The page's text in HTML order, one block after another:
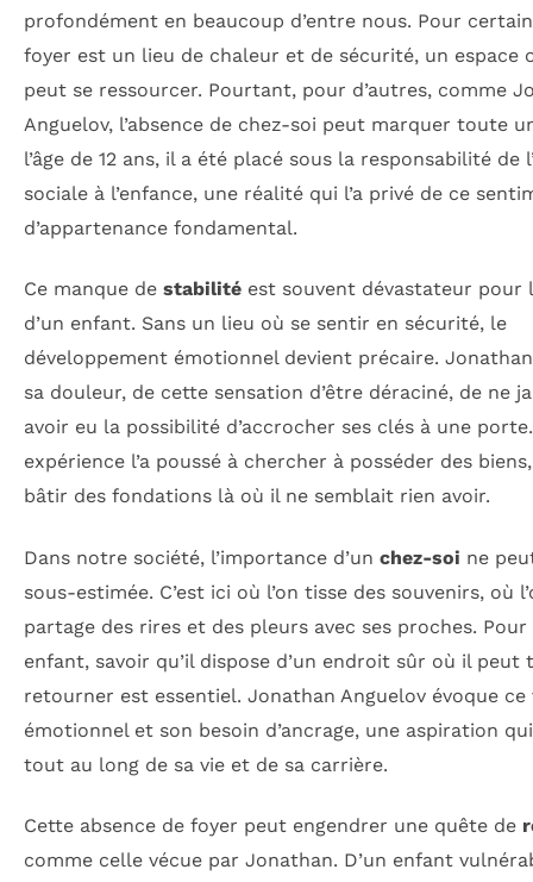
profondément en beaucoup d’entre nous. Pour
foyer est un lieu de chaleur et de sécurité, un espace
peut se ressourcer. Pourtant, pour d’autres, comme
Anguelov, l’absence de chez-soi peut marquer toute
l’âge de 12 ans, il a été placé sous la responsabilité de
sociale à l’enfance, une réalité qui l’a privé de ce
d’appartenance fondamental.
Ce manque de stabilité est souvent dévastateur pour
d’un enfant. Sans un lieu où se sentir en sécurité, le
développement émotionnel devient précaire.
sa douleur, de cette sensation d’être déraciné, de ne
avoir eu la possibilité d’accrocher ses clés à une
expérience l’a poussé à chercher à posséder des
bâtir des fondations là où il ne semblait rien avoir.
Dans notre société, l’importance d’un chez-soi ne
sous-estimée. C’est ici où l’on tisse des souvenirs, où
partage des rires et des pleurs avec ses proches. Pour
enfant, savoir qu’il dispose d’un endroit sûr où il peut
retourner est essentiel. Jonathan Anguelov évoque ce
émotionnel et son besoin d’ancrage, une aspiration qui
tout au long de sa vie et de sa carrière.
Cette absence de foyer peut engendrer une quête de
comme celle vécue par Jonathan. D’un enfant